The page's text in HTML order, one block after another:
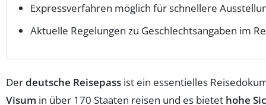
Expressverfahren möglich für schnellere
Aktuelle Regelungen zu Geschlechtsangaben im
Derdeutsche Reisepass ist ein essentielles
Visum in über 170 Staaten reisen und es bietet hohe